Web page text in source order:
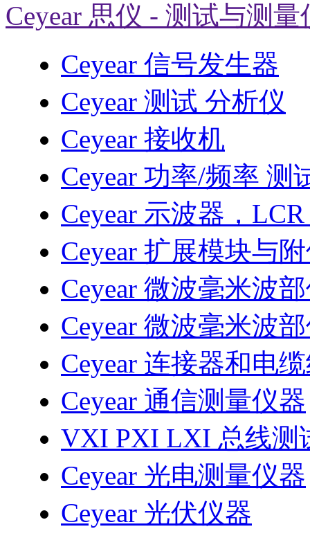
Ceyear 思仪 - 测试与测量
Ceyear 信号发生器
Ceyear 测试 分析仪
Ceyear 接收机
Ceyear 功率/频率 测
Ceyear 示波器，
Ceyear 扩展模块与
Ceyear 微波毫米波
Ceyear 微波毫米波
Ceyear 连接器和电
Ceyear 通信测量仪器
VXI PXI LXI 总线测
Ceyear 光电测量仪器
Ceyear 光伏仪器